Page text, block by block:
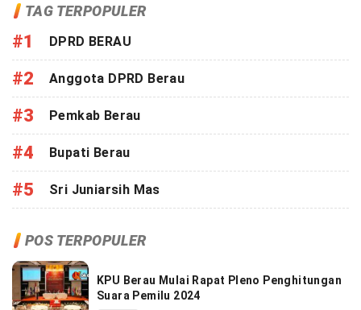
TAG TERPOPULER
#1 DPRD BERAU
#2 Anggota DPRD Berau
#3 Pemkab Berau
#4 Bupati Berau
#5 Sri Juniarsih Mas
POS TERPOPULER
KPU Berau Mulai Rapat Pleno Penghitungan
Suara Pemilu 2024